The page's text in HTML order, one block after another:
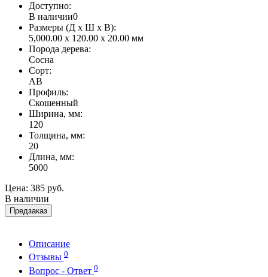
Доступно:
В наличии0
Размеры (Д x Ш x В):
5,000.00 x 120.00 x 20.00 мм
Порода дерева:
Сосна
Сорт:
AB
Профиль:
Скошенный
Ширина, мм:
120
Толщина, мм:
20
Длина, мм:
5000
Цена: 385 руб.
В наличии
Предзаказ
Описание
Отзывы 0
Вопрос - Ответ 0